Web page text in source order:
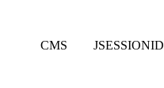
CMS JSESSIONID